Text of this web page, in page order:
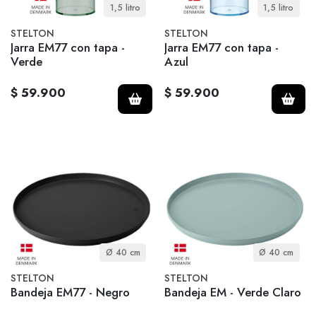
1,5 litro
STELTON
Jarra EM77 con tapa -
Verde
$ 59.900
1,5 litro
STELTON
Jarra EM77 con tapa -
Azul
$ 59.900
Ø 40 cm
STELTON
Bandeja EM77 - Negro
Ø 40 cm
STELTON
Bandeja EM - Verde Claro